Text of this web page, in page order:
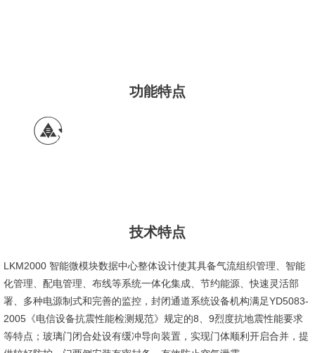
功能特点
技术特点
LKM2000 智能微模块数据中心整体设计使其具备气流组织管理、智能
化管理、配电管理、布线等系统一体化集成、节约能源、快速灵活部
署、多种电源制式和完善的监控，封闭通道系统设备机构满足YD5083-
2005《电信设备抗震性能检测规范》规定的8、9烈度抗地震性能要求
等特点；玻璃门闭合处设有缓冲导向装置，实现门体顺利开启合并，提